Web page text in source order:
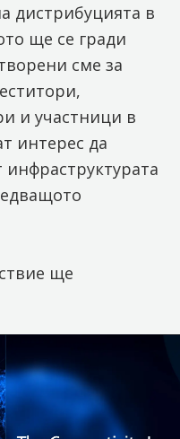
дистрибуцията в
ще се гради
сме за
и участници в
интерес да
ще